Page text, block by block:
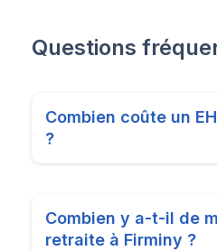
Questions
Combien coûte un
?
Combien y a-t-il de
retraite à Firminy ?